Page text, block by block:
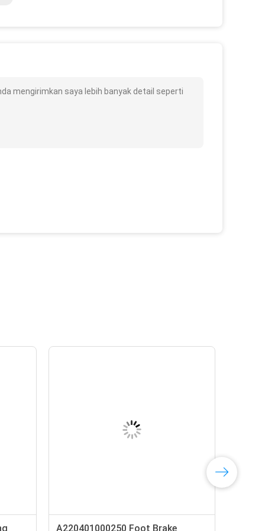
mengirimkan saya lebih banyak detail seperti
A220401000250 Foot Brake